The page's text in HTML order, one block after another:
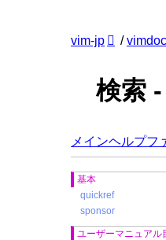
vim-jp /
検索
メインヘルプフ
基本
quickref
sponsor
ユーザーマニュアル